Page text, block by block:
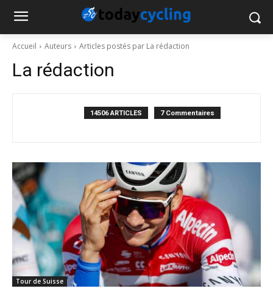
Accueil Auteurs Articles postés par La rédaction
La rédaction
14506 ARTICLES 7 Commentaires
Tour de Suisse